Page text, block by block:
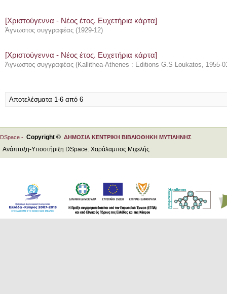
[Χριστούγεννα - Νέος έτος. Ευχετήρια κάρτα]
Άγνωστος συγγραφέας (1929-12)
[Χριστούγεννα - Νέος έτος. Ευχετήρια κάρτα]
Άγνωστος συγγραφέας (Kallithea-Athenes : Editions G.S Loukatos, 1955-
Αποτελέσματα 1-6 από 6
DSpace - Copyright © ΔΗΜΟΣΙΑ ΚΕΝΤΡΙΚΗ ΒΙΒΛΙΟΘΗΚΗ ΜΥΤΙΛΗΝΗΣ
Ανάπτυξη-Υποστήριξη DSpace: Χαράλαμπος Μιχελής